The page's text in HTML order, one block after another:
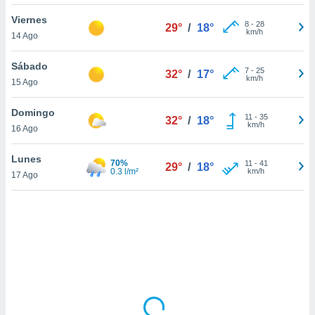
sitio
En
sean
el sitio
ni para
o
Viernes
14 Ago
29° / 18° 8- 28
km/h
Sábado
15 Ago
32° / 17° 7- 25
km/h
Domingo
16 Ago
32° / 18° 11 - 35
km/h
Lunes
17 Ago
70%
0.3 l/m²
29° / 18° 11 - 41
km/h